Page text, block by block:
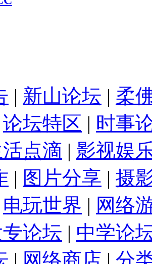
| 新山论坛 | 柔
论坛特区 | 时事
点滴 | 影视娱
| 图片分享 | 摄
电玩世界 | 网络
论坛 | 中学论